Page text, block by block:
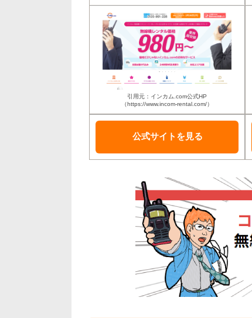
引用元：インカム.com公式HP
（https://www.incom-rental.com/）
公式サイトを見る